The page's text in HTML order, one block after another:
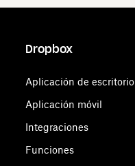
Dropbox
Aplicación de escritorio
Aplicación móvil
Integraciones
Funciones